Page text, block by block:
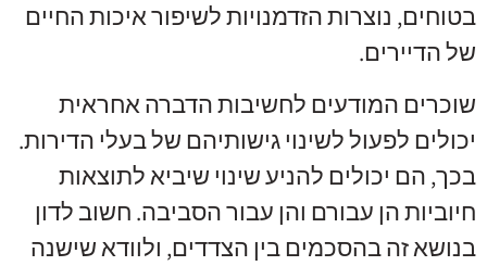
בטוחים, נוצרות הזדמנויות לשיפור איכות החיים
של הדיירים.
שוכרים המודעים לחשיבות הדברה אחראית
יכולים לפעול לשינוי גישותיהם של בעלי הדירות.
בכך, הם יכולים להניע שינוי שיביא לתוצאות
חיוביות הן עבורם והן עבור הסביבה. חשוב לדון
בנושא זה בהסכמים בין הצדדים, ולוודא שישנה